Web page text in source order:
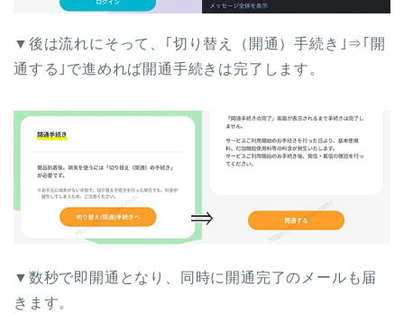
▼後は流れにそって、｢切り替え（開通）手続き｣⇒｢開
通する｣で進めれば開通手続きは完了します。
▼数秒で即開通となり、同時に開通完了のメールも届
きます。